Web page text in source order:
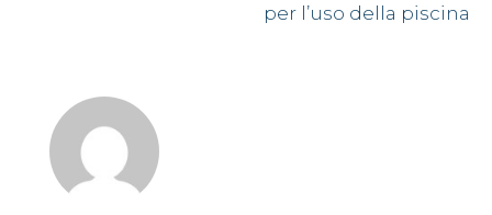
per l’uso della piscina